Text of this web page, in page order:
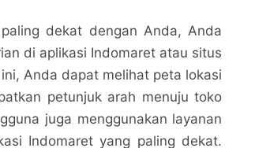
dekat dengan Anda, Anda
di aplikasi Indomaret atau situs
Anda dapat melihat peta lokasi
petunjuk arah menuju toko
juga menggunakan layanan
Indomaret yang paling dekat.